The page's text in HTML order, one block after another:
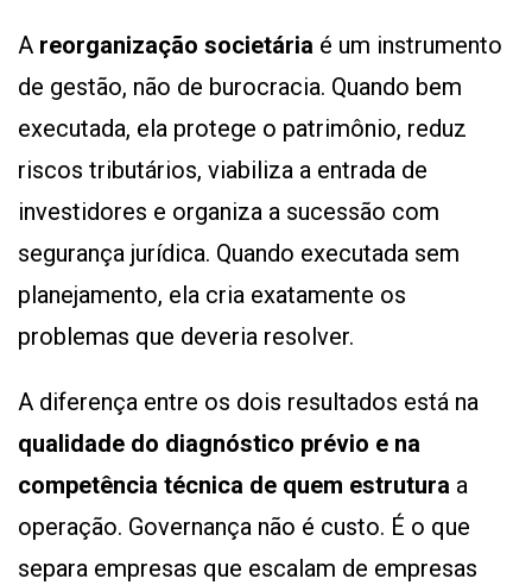
A reorganização societária é um instrumento
de gestão, não de burocracia. Quando bem
executada, ela protege o patrimônio, reduz
riscos tributários, viabiliza a entrada de
investidores e organiza a sucessão com
segurança jurídica. Quando executada sem
planejamento, ela cria exatamente os
problemas que deveria resolver.
A diferença entre os dois resultados está na
qualidade do diagnóstico prévio e na
competência técnica de quem estrutura a
operação. Governança não é custo. É o que
separa empresas que escalam de empresas